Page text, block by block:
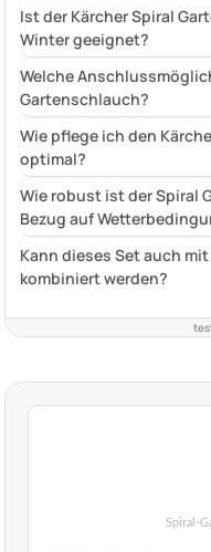
Ist der Kärcher Spiral
Winter geeignet?
Welche
Gartenschlauch?
Wie pflege ich den
optimal?
Wie robust ist der Spiral
Bezug auf
Kann dieses Set auch
kombiniert werden?
Spiral-